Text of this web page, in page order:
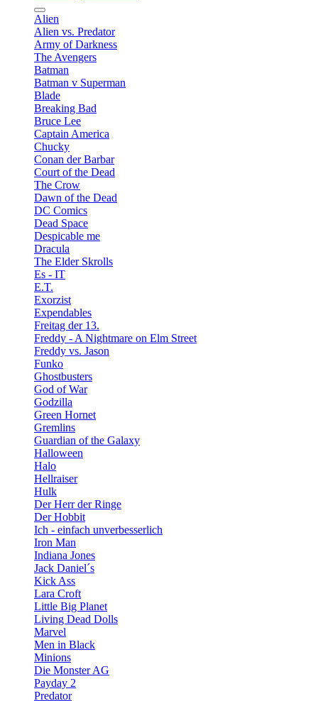
Alien
Alien vs. Predator
Army of Darkness
The Avengers
Batman
Batman v Superman
Blade
Breaking Bad
Bruce Lee
Captain America
Chucky
Conan der Barbar
Court of the Dead
The Crow
Dawn of the Dead
DC Comics
Dead Space
Despicable me
Dracula
The Elder Skrolls
Es - IT
E.T.
Exorzist
Expendables
Freitag der 13.
Freddy - A Nightmare on Elm Street
Freddy vs. Jason
Funko
Ghostbusters
God of War
Godzilla
Green Hornet
Gremlins
Guardian of the Galaxy
Halloween
Halo
Hellraiser
Hulk
Der Herr der Ringe
Der Hobbit
Ich - einfach unverbesserlich
Iron Man
Indiana Jones
Jack Daniel´s
Kick Ass
Lara Croft
Little Big Planet
Living Dead Dolls
Marvel
Men in Black
Minions
Die Monster AG
Payday 2
Predator